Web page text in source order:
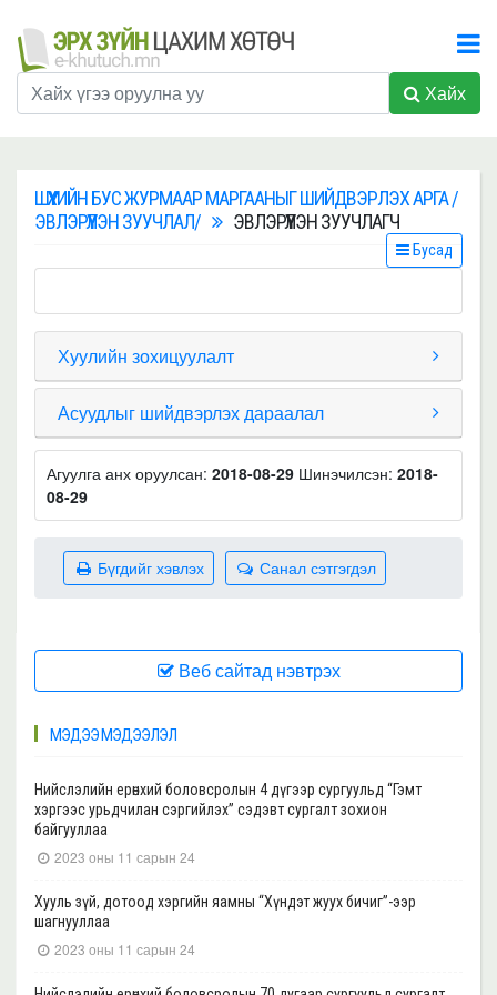
Хайх
ШҮҮХИЙН БУС ЖУРМААР МАРГААНЫГ ШИЙДВЭРЛЭХ АРГА /
ЭВЛЭРҮҮЛЭН ЗУУЧЛАЛ/
ЭВЛЭРҮҮЛЭН ЗУУЧЛАГЧ
Бусад
Хуулийн зохицуулалт
Асуудлыг шийдвэрлэх дараалал
Агуулга анх оруулсан: 2018-08-29 Шинэчилсэн: 2018-
08-29
Санал сэтгэгдэл
Бүгдийг хэвлэх
Веб сайтад нэвтрэх
МЭДЭЭ МЭДЭЭЛЭЛ
Нийслэлийн ерөнхий боловсролын 4 дүгээр сургуульд “Гэмт
хэргээс урьдчилан сэргийлэх” сэдэвт сургалт зохион
байгууллаа
2023 оны 11 сарын 24
Хууль зүй, дотоод хэргийн яамны “Хүндэт жуух бичиг”-ээр
шагнууллаа
2023 оны 11 сарын 24